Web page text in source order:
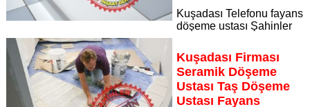
Kuşadası Telefonu fayans
döşeme ustası Şahinler
İnşaat Dekorasyon, zeminlerinizi sanat eseri gibi işleyen
uzman kadrosuyla Kuşadası Telefonu bölgesine özel hizmet
sunuyor
Sayfaya Git
Kuşadası Firması
Seramik Döşeme
Ustası Taş Döşeme
Ustası Fayans